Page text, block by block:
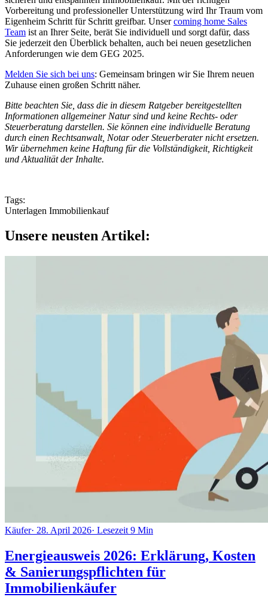
Vorbereitung und professioneller Unterstützung wird Ihr Traum vom
Eigenheim Schritt für Schritt greifbar. Unsercoming home Sales
Team ist an Ihrer Seite, berät Sie individuell und sorgt dafür, dass
Sie jederzeit den Überblick behalten, auch bei neuen gesetzlichen
Anforderungen wie dem GEG 2025.
Melden Sie sich bei uns: Gemeinsam bringen wir Sie Ihrem neuen
Zuhause einen großen Schritt näher.
Bitte beachten Sie, dass die in diesem Ratgeber bereitgestellten
Informationen allgemeiner Natur sind und keine Rechts- oder
Steuerberatung darstellen. Sie können eine individuelle Beratung
durch einen Rechtsanwalt, Notar oder Steuerberater nicht ersetzen.
Wir übernehmen keine Haftung für die Vollständigkeit, Richtigkeit
und Aktualität der Inhalte.
Tags:
Unterlagen Immobilienkauf
Unsere neusten Artikel:
Käufer· 28. April 2026· Lesezeit 9 Min
Energieausweis 2026: Erklärung, Kosten
& Sanierungspflichten für
Immobilienkäufer